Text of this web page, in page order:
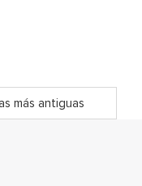
más antiguas